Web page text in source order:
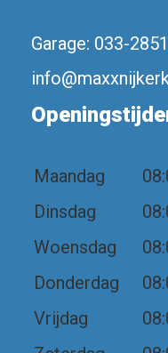
Garage: 033-
Maandag
Dinsdag
Woensdag
Donderdag
Vrijdag